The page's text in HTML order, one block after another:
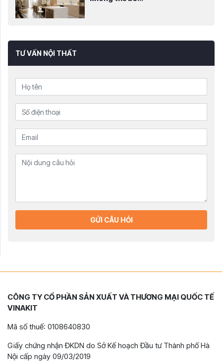
TƯ VẤN NỘI THẤT
GỬI CÂU HỎI
CÔNG TY CỔ PHẦN SẢN XUẤT VÀ THƯƠNG MẠI QUỐC TẾ
VINAKIT
Mã số thuế: 0108640830
Giấy chứng nhận ĐKDN do Sở Kế hoạch Đầu tư Thành phố Hà
Nội cấp ngày 09/03/2019